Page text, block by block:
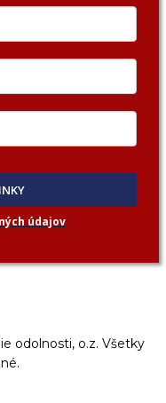
údajov
odolnosti, o.z. Všetky